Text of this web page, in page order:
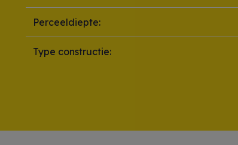
Perceeldiepte:
Type constructie: